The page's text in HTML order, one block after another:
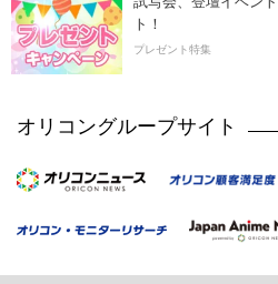
ト！
プレゼント特集
オリコングループサイト